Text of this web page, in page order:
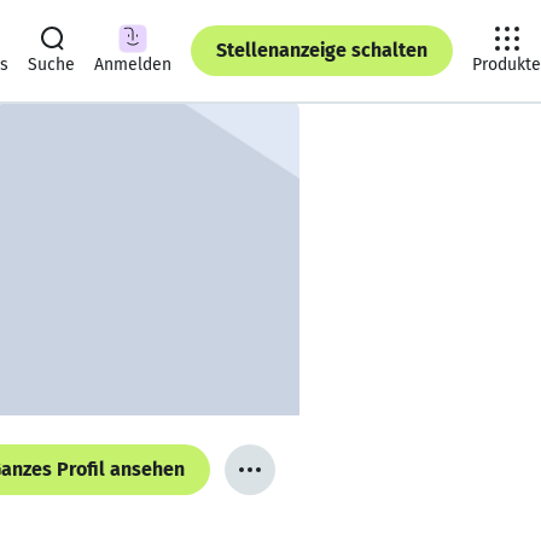
Suche Anmelden
Stellenanzeige schalten
Produkte
Profil ansehen